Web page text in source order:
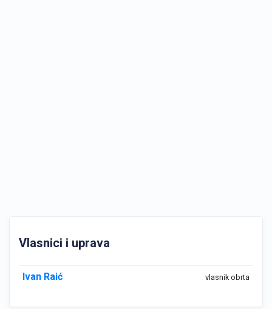
Vlasnici i uprava
Ivan Raić vlasnik obrta